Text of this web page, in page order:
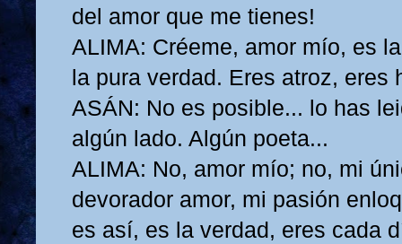
del amor que me tienes!
ALIMA: Créeme, amor mío, es
la pura verdad. Eres atroz, eres
ASÁN: No es posible... lo has
algún lado. Algún poeta...
ALIMA: No, amor mío; no, mi
devorador amor, mi pasión
es así, es la verdad, eres cada